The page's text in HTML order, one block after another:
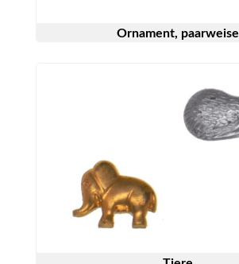
Ornament, paarweise